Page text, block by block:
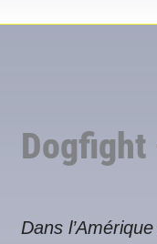
Dogfight
Dans